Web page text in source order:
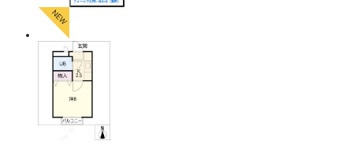
フォームでお問い合わせ（無料）